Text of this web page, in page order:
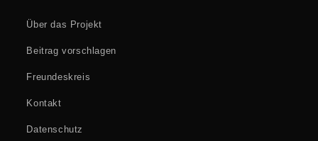
Über das Projekt
Beitrag vorschlagen
Freundeskreis
Kontakt
Datenschutz